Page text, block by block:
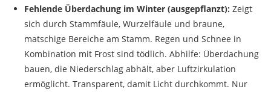
Fehlende Überdachung im Winter (ausgepflanzt): Zeigt
sich durch Stammfäule, Wurzelfäule und braune,
matschige Bereiche am Stamm. Regen und Schnee in
Kombination mit Frost sind tödlich. Abhilfe: Überdachung
bauen, die Niederschlag abhält, aber Luftzirkulation
ermöglicht. Transparent, damit Licht durchkommt. Nur